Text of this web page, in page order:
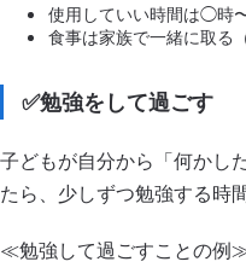
使用していい時間は◯時
食事は家族で一緒に取る
✅勉強をして過ごす
子どもが自分から「何かし
たら、少しずつ勉強する時
≪勉強して過ごすことの例